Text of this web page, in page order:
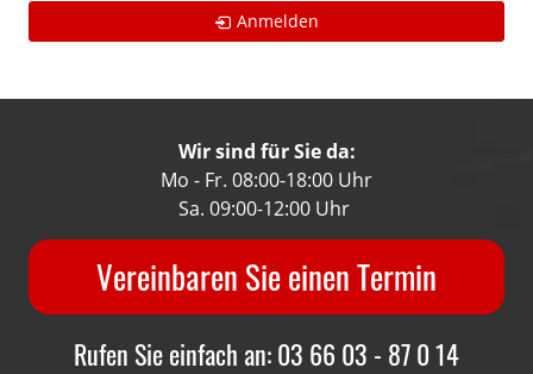
Anmelden
Wir sind für Sie da:
Mo - Fr. 08:00-18:00 Uhr
Sa. 09:00-12:00 Uhr
Vereinbaren Sie einen Termin
Rufen Sie einfach an: 03 66 03 - 87 0 14